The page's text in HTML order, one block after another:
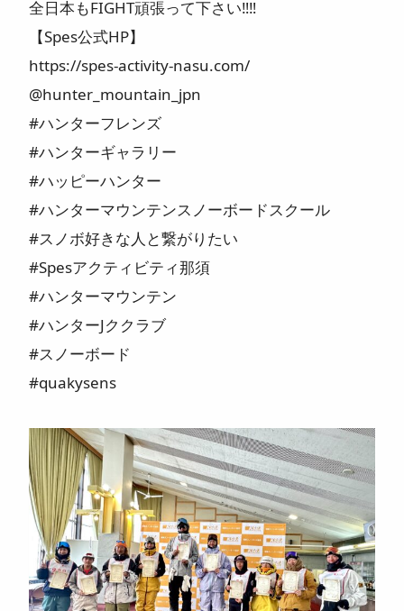
全日本もFIGHT頑張って下さい‼️‼️
【Spes公式HP】
https://spes-activity-nasu.com/
@hunter_mountain_jpn
#ハンターフレンズ
#ハンターギャラリー
#ハッピーハンター
#ハンターマウンテンスノーボードスクール
#スノボ好きな人と繋がりたい
#Spesアクティビティ那須
#ハンターマウンテン
#ハンターJククラブ
#スノーボード
#quakysens